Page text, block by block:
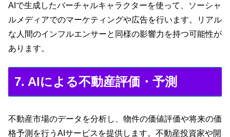
AIで生成したバーチャルキャラクターを使って、ソーシャ
ルメディアでのマーケティングや広告を行います。リアル
な人間のインフルエンサーと同様の影響力を持つ可能性が
あります。
7. AIによる不動産評価・予測
不動産市場のデータを分析し、物件の価値評価や将来の価
格予測を行うAIサービスを提供します。不動産投資家や開